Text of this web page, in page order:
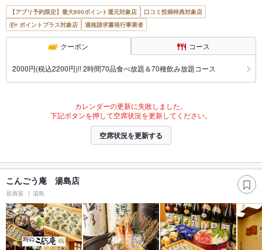
【アプリ予約限定】最大800ポイント還元対象店
口コミ投稿特典対象店
ポイントプラス対象店
適格請求書発行事業者
クーポン コース
2000円(税込2200円)!! 2時間70品食べ放題＆70種飲み放題コース
カレンダーの更新に失敗しました。
下記ボタンを押して空席状況を更新してください。
空席状況を更新する
こんごう庵 湯島店
居酒屋 湯島